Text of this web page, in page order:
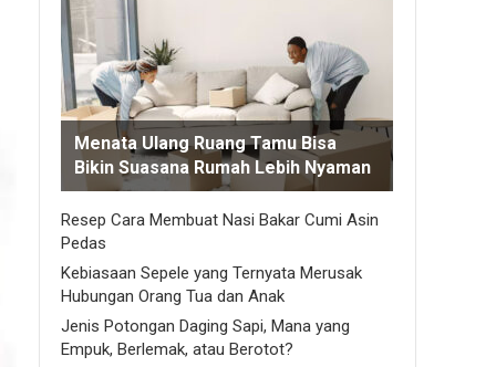
Menata Ulang Ruang Tamu Bisa
Bikin Suasana Rumah Lebih Nyaman
Resep Cara Membuat Nasi Bakar Cumi Asin
Pedas
Kebiasaan Sepele yang Ternyata Merusak
Hubungan Orang Tua dan Anak
Jenis Potongan Daging Sapi, Mana yang
Empuk, Berlemak, atau Berotot?